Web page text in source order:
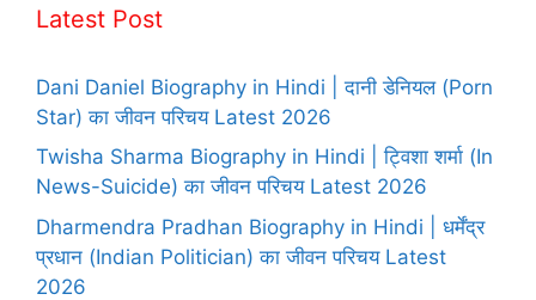
Latest Post
Dani Daniel Biography in Hindi | दानी डेनियल (Porn
Star) का जीवन परिचय Latest 2026
Twisha Sharma Biography in Hindi | ट्विशा शर्मा (In
News-Suicide) का जीवन परिचय Latest 2026
Dharmendra Pradhan Biography in Hindi | धर्मेंद्र
प्रधान (Indian Politician) का जीवन परिचय Latest
2026